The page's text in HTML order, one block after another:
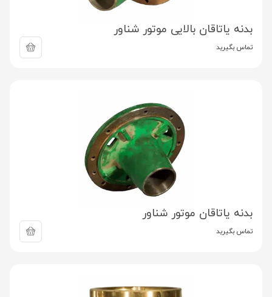
بدنه یاتاقان بالایی موتور شناور
تماس بگیرید
بدنه یاتاقان موتور شناور
تماس بگیرید